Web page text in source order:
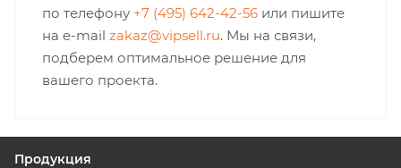
по телефону +7 (495) 642-42-56 или пишите
на e-mail zakaz@vipsell.ru. Мы на связи,
подберем оптимальное решение для
вашего проекта.
Продукция